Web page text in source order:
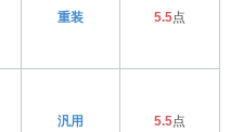
重装 5.5点
汎用 5.5点